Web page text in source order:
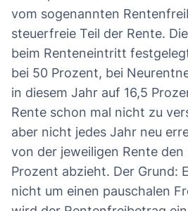
vom sogenannten
steuerfreie Teil der Rente.
beim Renteneintritt
bei 50 Prozent, bei
in diesem Jahr auf 16,5
Rente schon mal nicht zu
aber nicht jedes Jahr neu
von der jeweiligen Rente
Prozent abzieht. Der Grund:
nicht um einen pauschalen